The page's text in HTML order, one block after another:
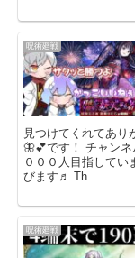
呪術廻戦
見つけてくれてあ
🦋💕です！ チャン
０００人目指して
びます♬ Th...
呪術廻戦